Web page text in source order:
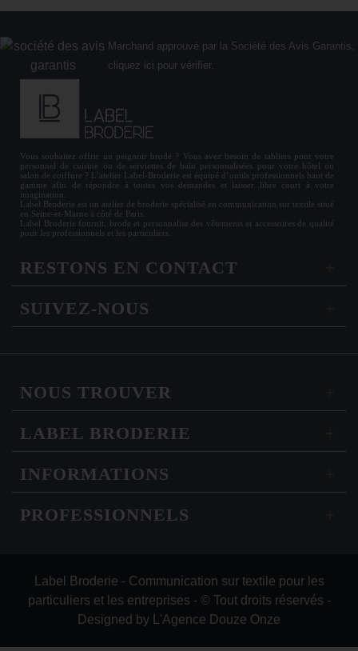
Marchand approuvé par la Société des Avis Garantis,
cliquez ici pour vérifier.
Vous souhaitez offrir un peignoir brodé ? Vous avez besoin de tabliers pour votre
personnel de cuisine ou de serviettes de bain personnalisées pour votre hôtel ou
salon de coiffure ? L’atelier Label-Broderie est équipé d’outils professionnels haut de
gamme afin de répondre à toutes vos demandes et laisser libre court à votre
imagination.
Label Broderie est un atelier de broderie spécialisé en communication sur textile situé
en Seine-et-Marne à côté de Paris.
Label Broderie fournit, brode et personnalise des vêtements et accessoires de qualité
pour les professionnels et les particuliers.
RESTONS EN CONTACT
SUIVEZ-NOUS
NOUS TROUVER
LABEL BRODERIE
INFORMATIONS
PROFESSIONNELS
Label Broderie - Communication sur textile pour les
particuliers et les entreprises - © Tout droits réservés -
Designed by
L'Agence Douze Onze